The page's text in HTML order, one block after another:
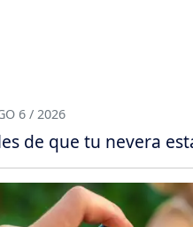
6 / 2026
de que tu nevera